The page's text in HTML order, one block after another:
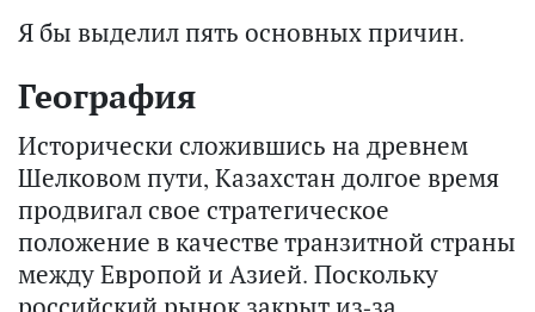
Я бы выделил пять основных причин.
География
Исторически сложившись на древнем
Шелковом пути, Казахстан долгое время
продвигал свое стратегическое
положение в качестве транзитной страны
между Европой и Азией. Поскольку